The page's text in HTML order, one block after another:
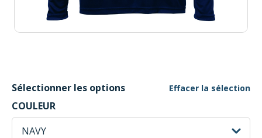
Sélectionner les options Effacer la sélection
COULEURNAVY Selected
NAVY